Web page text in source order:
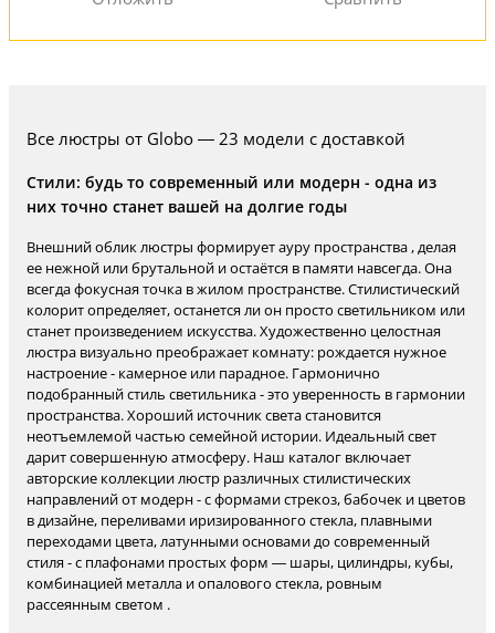
Все люстры от Globo — 23 модели с доставкой
Стили: будь то современный или модерн - одна из
них точно станет вашей на долгие годы
Внешний облик люстры формирует ауру пространства , делая
ее нежной или брутальной и остаётся в памяти навсегда. Она
всегда фокусная точка в жилом пространстве. Стилистический
колорит определяет, останется ли он просто светильником или
станет произведением искусства. Художественно целостная
люстра визуально преображает комнату: рождается нужное
настроение - камерное или парадное. Гармонично
подобранный стиль светильника - это уверенность в гармонии
пространства. Хороший источник света становится
неотъемлемой частью семейной истории. Идеальный свет
дарит совершенную атмосферу. Наш каталог включает
авторские коллекции люстр различных стилистических
направлений от модерн - с формами стрекоз, бабочек и цветов
в дизайне, переливами иризированного стекла, плавными
переходами цвета, латунными основами до современный
стиля - с плафонами простых форм — шары, цилиндры, кубы,
комбинацией металла и опалового стекла, ровным
рассеянным светом .